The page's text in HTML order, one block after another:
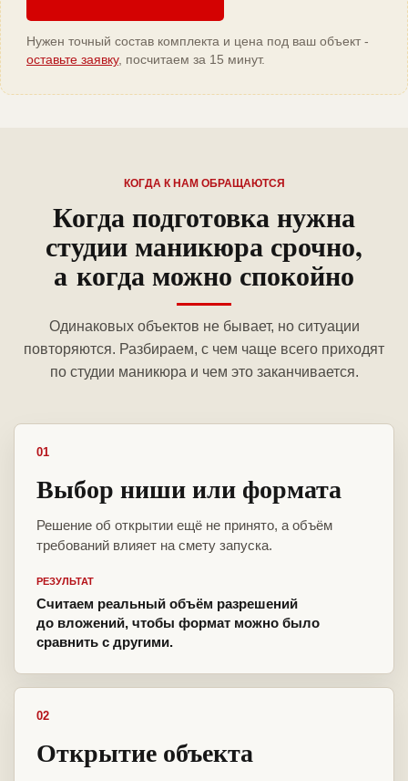
Нужен точный состав комплекта и цена под ваш объект -
оставьте заявку, посчитаем за 15 минут.
КОГДА К НАМ ОБРАЩАЮТСЯ
Когда подготовка нужна
студии маникюра срочно,
а когда можно спокойно
Одинаковых объектов не бывает, но ситуации
повторяются. Разбираем, с чем чаще всего приходят
по студии маникюра и чем это заканчивается.
01
Выбор ниши или формата
Решение об открытии ещё не принято, а объём
требований влияет на смету запуска.
РЕЗУЛЬТАТ
Считаем реальный объём разрешений
до вложений, чтобы формат можно было
сравнить с другими.
02
Открытие объекта